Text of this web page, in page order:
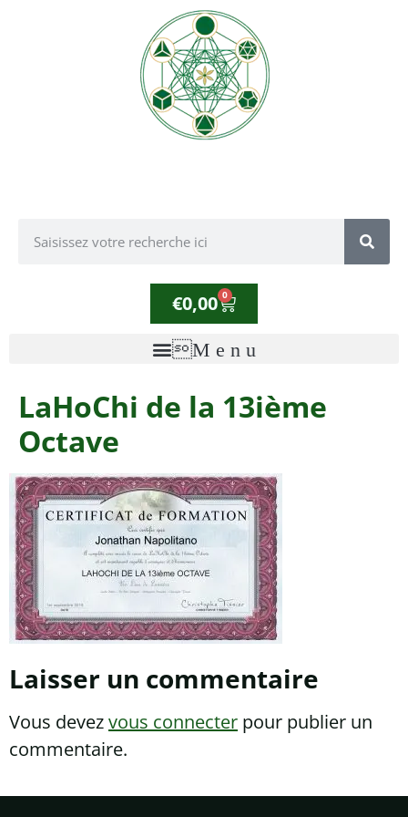
€0,00 0
LaHoChi de la 13ième
Octave
Laisser un commentaire
Vous devezvous connecter pour publier un
commentaire.